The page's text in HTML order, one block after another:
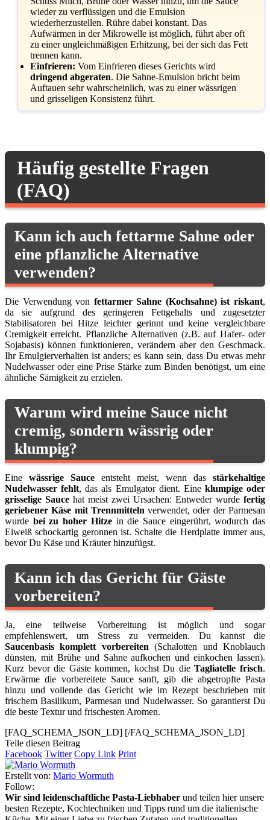
wieder zu verflüssigen und die Emulsion
wiederherzustellen. Rühre dabei konstant. Das
Aufwärmen in der Mikrowelle ist möglich, führt aber oft
zu einer ungleichmäßigen Erhitzung, bei der sich das Fett
trennen kann.
Einfrieren: Vom Einfrieren dieses Gerichts wird
dringend abgeraten. Die Sahne-Emulsion bricht beim
Auftauen sehr wahrscheinlich, was zu einer wässrigen
und grisseligen Konsistenz führt.
Häufig gestellte Fragen
(FAQ)
Kann ich auch fettarme Sahne oder
eine pflanzliche Alternative
verwenden?
Die Verwendung von fettarmer Sahne (Kochsahne) ist riskant,
da sie aufgrund des geringeren Fettgehalts und zugesetzter
Stabilisatoren bei Hitze leichter gerinnt und keine vergleichbare
Cremigkeit erreicht. Pflanzliche Alternativen (z.B. auf Hafer- oder
Sojabasis) können funktionieren, verändern aber den Geschmack.
Ihr Emulgierverhalten ist anders; es kann sein, dass Du etwas mehr
Nudelwasser oder eine Prise Stärke zum Binden benötigst, um eine
ähnliche Sämigkeit zu erzielen.
Warum wird meine Sauce nicht
cremig, sondern wässrig oder
klumpig?
Eine wässrige Sauce entsteht meist, wenn das stärkehaltige
Nudelwasser fehlt, das als Emulgator dient. Eine klumpige oder
grisselige Sauce hat meist zwei Ursachen: Entweder wurde fertig
geriebener Käse mit Trennmitteln verwendet, oder der Parmesan
wurde bei zu hoher Hitzein die Sauce eingerührt, wodurch das
Eiweiß schockartig geronnen ist. Schalte die Herdplatte immer aus,
bevor Du Käse und Kräuter hinzufügst.
Kann ich das Gericht für Gäste
vorbereiten?
Ja, eine teilweise Vorbereitung ist möglich und sogar
empfehlenswert, um Stress zu vermeiden. Du kannst die
Saucenbasis komplett vorbereiten (Schalotten und Knoblauch
dünsten, mit Brühe und Sahne aufkochen und einkochen lassen).
Kurz bevor die Gäste kommen, kochst Du dieTagliatelle frisch.
Erwärme die vorbereitete Sauce sanft, gib die abgetropfte Pasta
hinzu und vollende das Gericht wie im Rezept beschrieben mit
frischem Basilikum, Parmesan und Nudelwasser. So garantierst Du
die beste Textur und frischesten Aromen.
[FAQ_SCHEMA_JSON_LD] [/FAQ_SCHEMA_JSON_LD]
Teile diesen Beitrag
Facebook Twitter Copy Link Print
Erstellt von: Mario Wormuth
Follow:
Wir sind leidenschaftliche Pasta-Liebhaber und teilen hier unsere
besten Rezepte, Kochtechniken und Tipps rund um die italienische